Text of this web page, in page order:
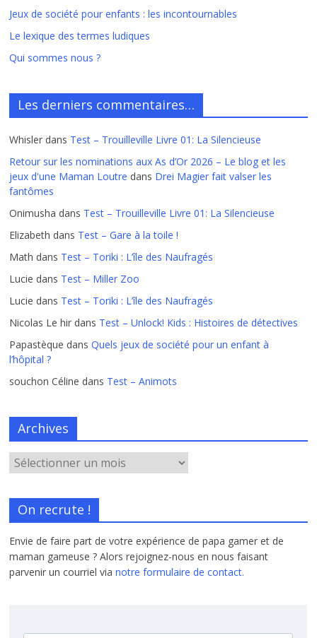
Jeux de société pour enfants : les incontournables
Le lexique des termes ludiques
Qui sommes nous ?
Les derniers commentaires…
Whisler dans Test – Trouilleville Livre 01: La Silencieuse
Retour sur les nominations aux As d’Or 2026 – Le blog et les
jeux d'une Maman Loutre dans Drei Magier fait valser les
fantômes
Onimusha dans Test – Trouilleville Livre 01: La Silencieuse
Elizabeth dans Test – Gare à la toile !
Math dans Test – Toriki : L’île des Naufragés
Lucie dans Test – Miller Zoo
Lucie dans Test – Toriki : L’île des Naufragés
Nicolas Le hir dans Test – Unlock! Kids : Histoires de détectives
Papastèque dansQuels jeux de société pour un enfant à
l’hôpital ?
souchon Céline dans Test – Animots
Archives
On recrute !
Envie de faire part de votre expérience de papa gamer et de
maman gameuse ? Alors rejoignez-nous en nous faisant
parvenir un courriel vianotre formulaire de contact.